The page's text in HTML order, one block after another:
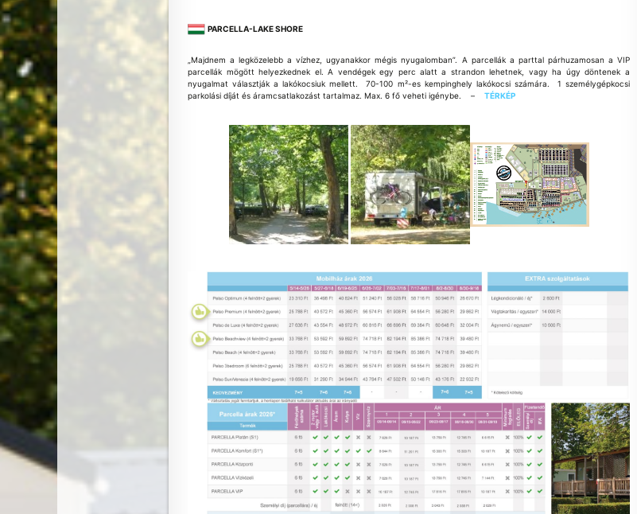
PARCELLA-LAKE SHORE
„Majdnem a legközelebb a vízhez, ugyanakkor mégis nyugalomban”. A parcellák a parttal párhuzamosan a VIP
parcellák mögött helyezkednek el. A vendégek egy perc alatt a strandon lehetnek, vagy ha úgy döntenek a
nyugalmat választják a lakókocsiuk mellett. 70-100 m²-es kempinghely lakókocsi számára. 1 személygépkocsi
parkolási díját és áramcsatlakozást tartalmaz. Max. 6 fő veheti igénybe. –TÉRKÉP